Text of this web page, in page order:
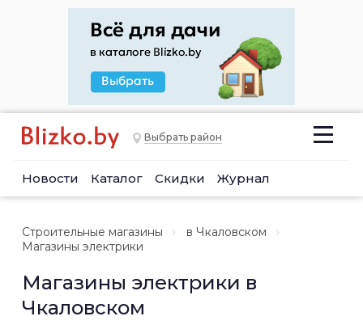
Выбрать район
Новости Каталог Скидки Журнал
Строительные магазины
в Чкаловском
Магазины электрики
Магазины электрики в
Чкаловском